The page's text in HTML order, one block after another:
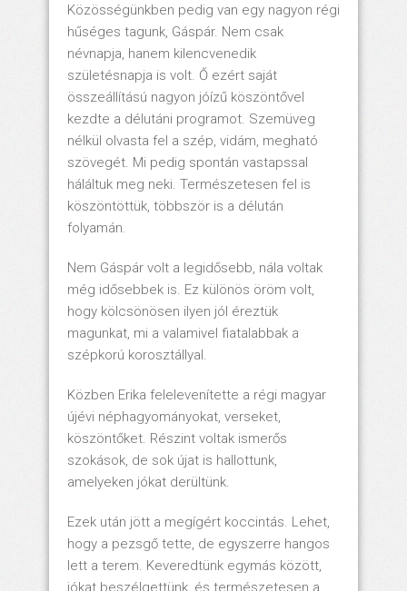
Közösségünkben pedig van egy nagyon régi
hűséges tagunk, Gáspár. Nem csak
névnapja, hanem kilencvenedik
születésnapja is volt. Ő ezért saját
összeállítású nagyon jóízű köszöntővel
kezdte a délutáni programot. Szemüveg
nélkül olvasta fel a szép, vidám, megható
szövegét. Mi pedig spontán vastapssal
háláltuk meg neki. Természetesen fel is
köszöntöttük, többször is a délután
folyamán.
Nem Gáspár volt a legidősebb, nála voltak
még idősebbek is. Ez különös öröm volt,
hogy kölcsönösen ilyen jól éreztük
magunkat, mi a valamivel fiatalabbak a
szépkorú korosztállyal.
Közben Erika felelevenítette a régi magyar
újévi néphagyományokat, verseket,
köszöntőket. Részint voltak ismerős
szokások, de sok újat is hallottunk,
amelyeken jókat derültünk.
Ezek után jött a megígért koccintás. Lehet,
hogy a pezsgő tette, de egyszerre hangos
lett a terem. Keveredtünk egymás között,
jókat beszélgettünk, és természetesen a